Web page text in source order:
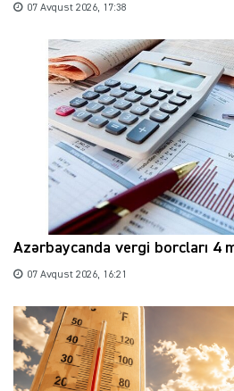
07 Avqust 2026, 17:38
Azərbaycanda vergi borcları 4
07 Avqust 2026, 16:21